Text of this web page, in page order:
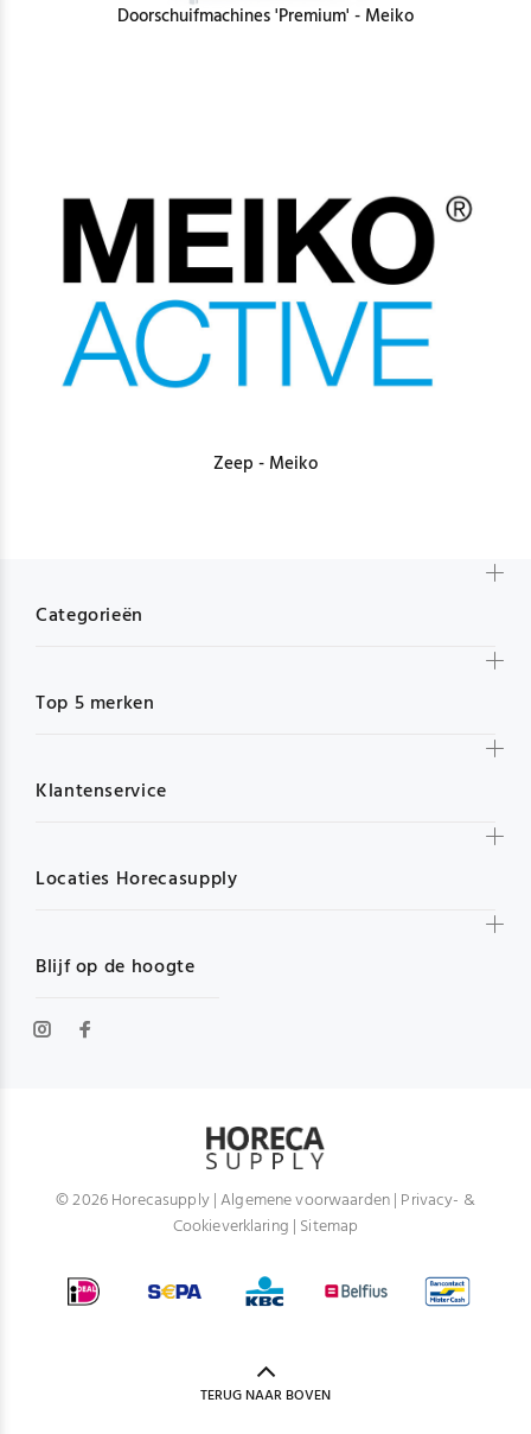
Doorschuifmachines 'Premium' - Meiko
Zeep - Meiko
Blijf op de hoogte
Categorieën
Top 5 merken
Klantenservice
Locaties Horecasupply
© 2026 Horecasupply |Algemene voorwaarden| Privacy- &
Cookieverklaring | Sitemap
TERUG NAAR BOVEN